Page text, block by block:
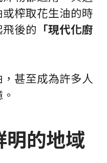
榨取花生油的時
後的 「現代化廚
甚至成為許多人
明的地域